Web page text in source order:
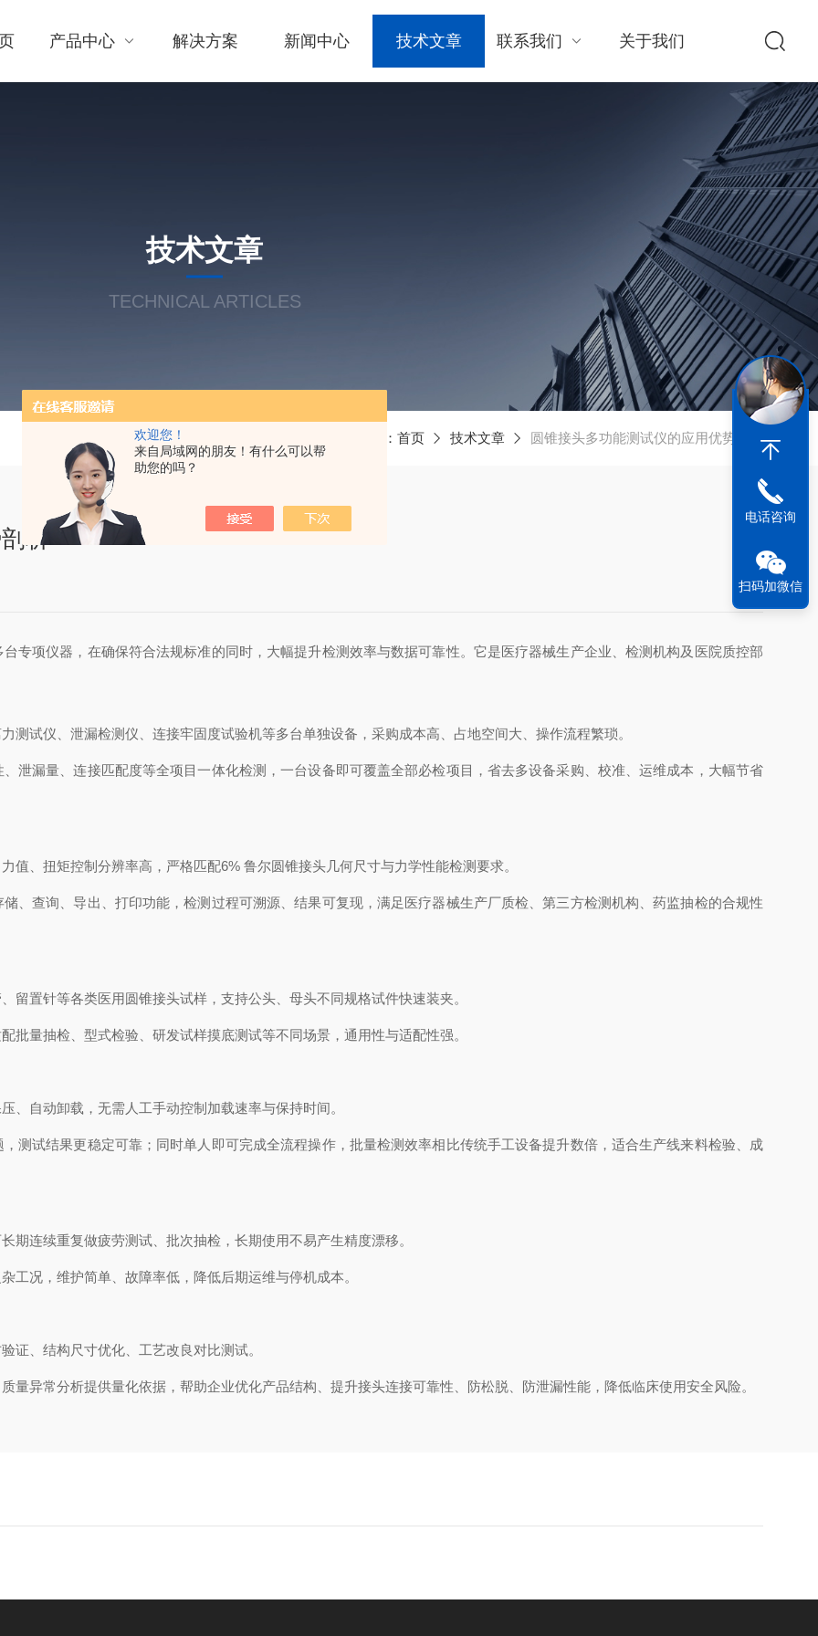
欢迎您！
来自局域网的朋友！有什么可以帮
助您的吗？
产品中心 解决方案 新闻中心 技术文章 联系我们 关于我们
技术文章
TECHNICAL ARTICLES
当前位置： 首页 技术文章 圆锥接头多功能测试仪的应用优势剖析
析
专项仪器，在确保符合法规标准的同时，大幅提升检测效率与数据可靠性。它是医疗器械生产企业、检测机构及医院质控部
测试仪、泄漏检测仪、连接牢固度试验机等多台单独设备，采购成本高、占地空间大、操作流程繁琐。
泄漏量、连接匹配度等全项目一体化检测，一台设备即可覆盖全部必检项目，省去多设备采购、校准、运维成本，大幅节省
值、扭矩控制分辨率高，严格匹配6% 鲁尔圆锥接头几何尺寸与力学性能检测要求。
、查询、导出、打印功能，检测过程可溯源、结果可复现，满足医疗器械生产厂质检、第三方检测机构、药监抽检的合规性
留置针等各类医用圆锥接头试样，支持公头、母头不同规格试件快速装夹。
批量抽检、型式检验、研发试样摸底测试等不同场景，通用性与适配性强。
、自动卸载，无需人工手动控制加载速率与保持时间。
测试结果更稳定可靠；同时单人即可完成全流程操作，批量检测效率相比传统手工设备提升数倍，适合生产线来料检验、成
期连续重复做疲劳测试、批次抽检，长期使用不易产生精度漂移。
工况，维护简单、故障率低，降低后期运维与停机成本。
证、结构尺寸优化、工艺改良对比测试。
量异常分析提供量化依据，帮助企业优化产品结构、提升接头连接可靠性、防松脱、防泄漏性能，降低临床使用安全风险。
电话咨询
扫码加微信